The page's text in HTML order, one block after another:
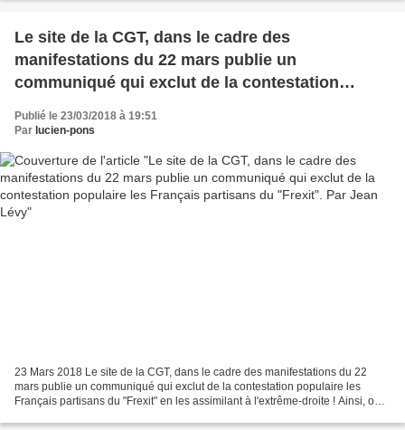
Le site de la CGT, dans le cadre des
manifestations du 22 mars publie un
communiqué qui exclut de la contestation
Jean Lévy
Publié le 23/03/2018 à 19:51
Par lucien-pons
23 Mars 2018 Le site de la CGT, dans le cadre des manifestations du 22
mars publie un communiqué qui exclut de la contestation populaire les
Français partisans du "Frexit" en les assimilant à l'extrême-droite ! Ainsi, on